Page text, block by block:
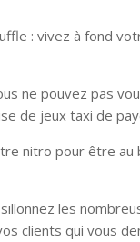
: vivez à fond
ne pouvez pas
de jeux taxi de
nitro pour être au
les
clients qui vous